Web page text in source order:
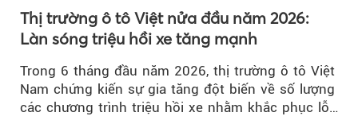
Thị trường ô tô Việt nửa đầu năm 2026:
Làn sóng triệu hồi xe tăng mạnh
Trong 6 tháng đầu năm 2026, thị trường ô tô Việt
Nam chứng kiến sự gia tăng đột biến về số lượng
các chương trình triệu hồi xe nhằm khắc phục lỗi